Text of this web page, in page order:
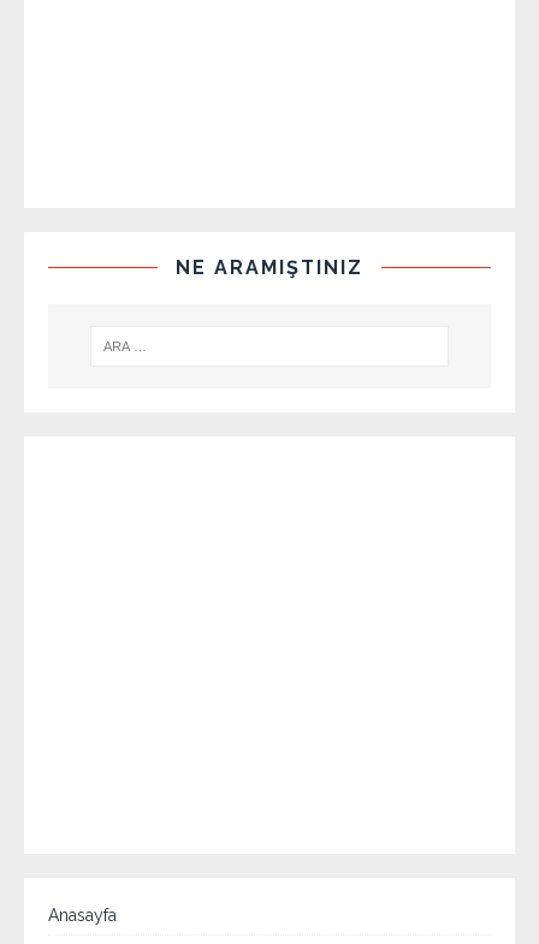
NE ARAMIŞTINIZ
Anasayfa